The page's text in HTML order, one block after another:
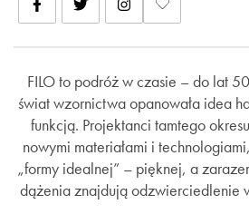
FILO to podróż w czasie – do lat
świat wzornictwa opanowała idea
funkcją. Projektanci tamtego
nowymi materiałami i
„formy idealnej” – pięknej, a
dążenia znajdują odzwierciedlenie